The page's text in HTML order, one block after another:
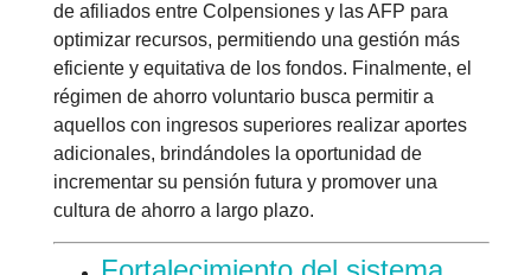
de afiliados entre Colpensiones y las AFP para
optimizar recursos, permitiendo una gestión más
eficiente y equitativa de los fondos. Finalmente, el
régimen de ahorro voluntario busca permitir a
aquellos con ingresos superiores realizar aportes
adicionales, brindándoles la oportunidad de
incrementar su pensión futura y promover una
cultura de ahorro a largo plazo.